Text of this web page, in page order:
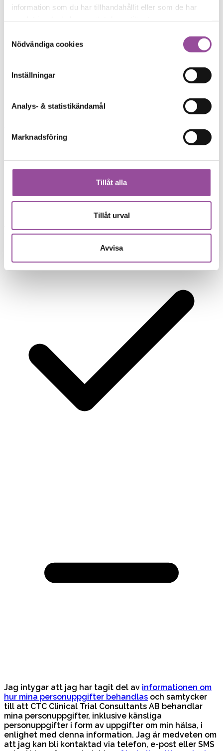
information som du har tillhandahållit eller som de har
Nödvändiga cookies
Inställningar
Analys- & statistikändamål
Marknadsföring
Tillåt alla
Tillåt urval
Avvisa